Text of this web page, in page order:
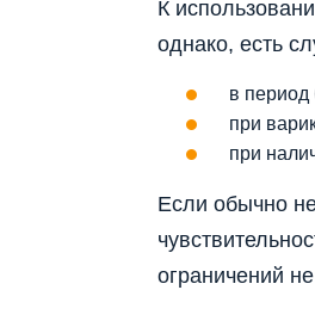
К
однако, есть
в период
при
при
Если обычно
ограничений